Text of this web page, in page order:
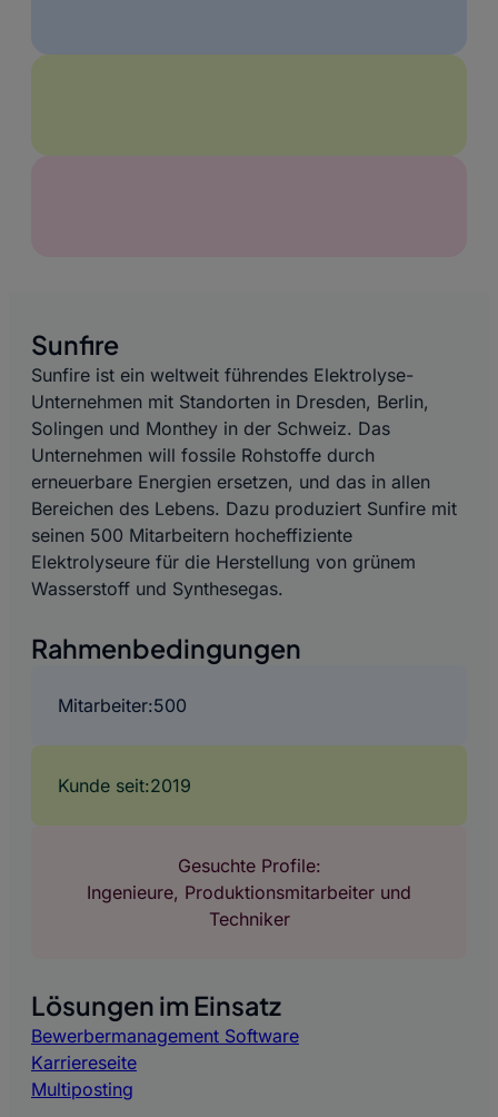
Sunfire
Sunfire ist ein weltweit führendes Elektrolyse-
Unternehmen mit Standorten in Dresden, Berlin,
Solingen und Monthey in der Schweiz. Das
Unternehmen will fossile Rohstoffe durch
erneuerbare Energien ersetzen, und das in allen
Bereichen des Lebens. Dazu produziert Sunfire mit
seinen 500 Mitarbeitern hocheffiziente
Elektrolyseure für die Herstellung von grünem
Wasserstoff und Synthesegas.
Rahmenbedingungen
Mitarbeiter:500
Kunde seit:2019
Gesuchte Profile:
Ingenieure, Produktionsmitarbeiter und
Techniker
Lösungen im Einsatz
Bewerbermanagement Software
Karriereseite
Multiposting